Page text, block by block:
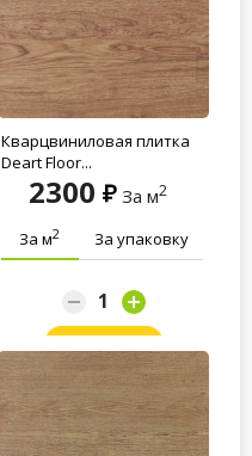
Кварцвиниловая плитка
Deart Floor...
2300 За м2
За м2 За упаковку
Заказать